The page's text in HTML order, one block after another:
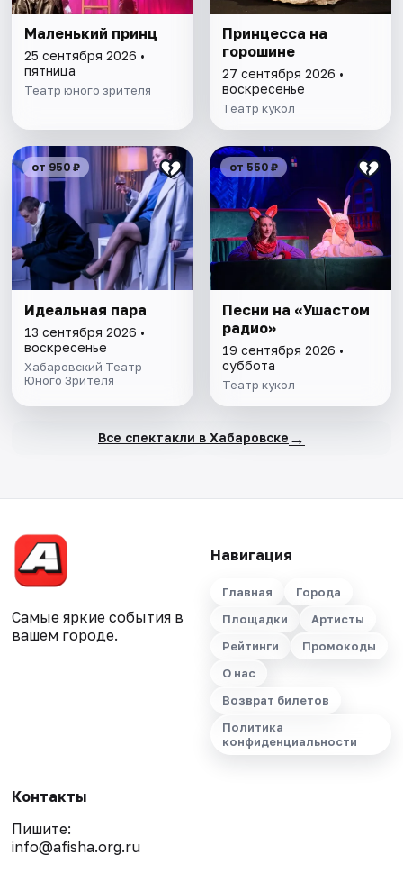
Маленький принц
25 сентября 2026 •
пятница
Театр юного зрителя
Принцесса на
горошине
27 сентября 2026 •
воскресенье
Театр кукол
от 950 ₽
Идеальная пара
13 сентября 2026 •
воскресенье
Хабаровский Театр
Юного Зрителя
от 550 ₽
Песни на «Ушастом
радио»
19 сентября 2026 •
суббота
Театр кукол
Все спектакли в Хабаровске →
Самые яркие события в
вашем городе.
Навигация
Главная
Города
Площадки
Артисты
Рейтинги
Промокоды
О нас
Возврат билетов
Политика
конфиденциальности
Контакты
Пишите:
info@afisha.org.ru